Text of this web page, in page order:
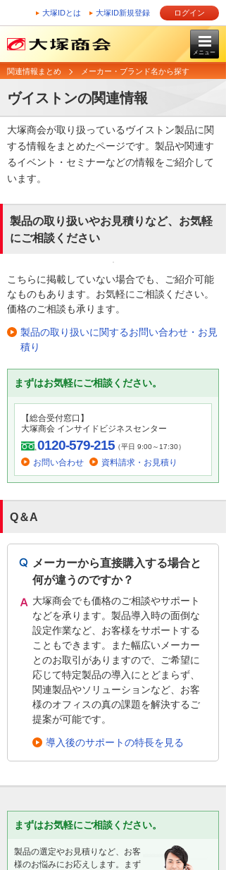
大塚IDとは 大塚ID新規登録 ログイン
メニュー
関連情報まとめ メーカー・ブランド名から探す
ヴイストンの関連情報
大塚商会が取り扱っているヴイストン製品に関
する情報をまとめたページです。製品や関連す
るイベント・セミナーなどの情報をご紹介して
います。
製品の取り扱いやお見積りなど、お気軽
にご相談ください
こちらに掲載していない場合でも、ご紹介可能
なものもあります。お気軽にご相談ください。
価格のご相談も承ります。
製品の取り扱いに関するお問い合わせ・お見
積り
まずはお気軽にご相談ください。
【総合受付窓口】
大塚商会 インサイドビジネスセンター
0120-579-215（平日 9:00～17:30）
お問い合わせ 資料請求・お見積り
Q＆A
メーカーから直接購入する場合と
何が違うのですか？
大塚商会でも価格のご相談やサポート
などを承ります。製品導入時の面倒な
設定作業など、お客様をサポートする
こともできます。また幅広いメーカー
とのお取引がありますので、ご希望に
応じて特定製品の導入にとどまらず、
関連製品やソリューションなど、お客
様のオフィスの真の課題を解決するご
提案が可能です。
導入後のサポートの特長を見る
まずはお気軽にご相談ください。
製品の選定やお見積りなど、お客
様のお悩みにお応えします。まず